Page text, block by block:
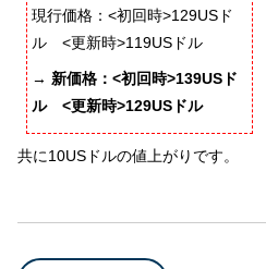
現行価格：<初回時>129USド
ル <更新時>119USドル
→ 新価格：<初回時>139USド
ル <更新時>129USドル
共に10USドルの値上がりです。